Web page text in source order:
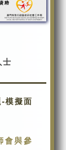
士
模擬面
會與參